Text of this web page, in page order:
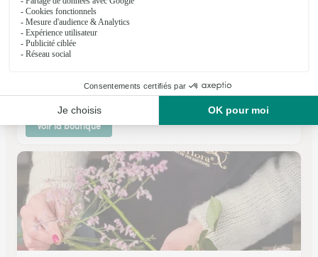
La Rose Rouge
4.7 (31)
400, Avenue de Laon
Voir la boutique